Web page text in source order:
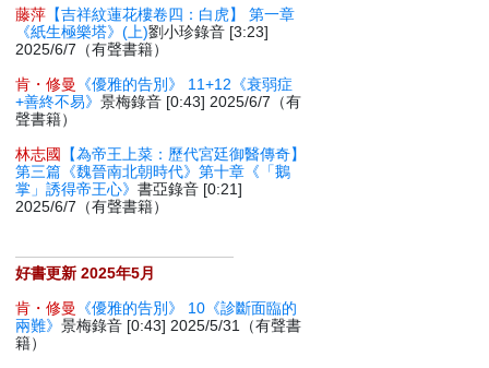
藤萍 【吉祥紋蓮花樓卷四：白虎】 第一章
《紙生極樂塔》(上)劉小珍錄音 [3:23]
2025/6/7（有聲書籍）
肯・修曼
《優雅的告別》 11+12《衰弱症
+善終不易》景梅錄音 [0:43] 2025/6/7（有
聲書籍）
林志國
【為帝王上菜：歷代宮廷御醫傳奇】
第三篇《魏晉南北朝時代》第十章《「鵝
掌」誘得帝王心》書亞錄音 [0:21]
2025/6/7（有聲書籍）
好書更新 2025年5月
肯・修曼
《優雅的告別》 10《診斷面臨的
兩難》景梅錄音 [0:43] 2025/5/31（有聲書
籍）